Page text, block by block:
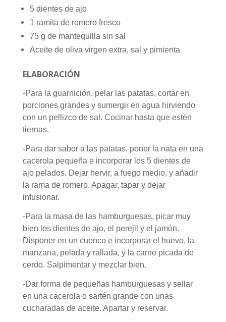
5 dientes de ajo
1 ramita de romero fresco
75 g de mantequilla sin sal
Aceite de oliva virgen extra, sal y pimienta
ELABORACIÓN
-Para la guarnición, pelar las patatas, cortar en
porciones grandes y sumergir en agua hirviendo
con un pellizco de sal. Cocinar hasta que estén
tiernas.
-Para dar sabor a las patatas, poner la nata en una
cacerola pequeña e incorporar los 5 dientes de
ajo pelados. Dejar hervir, a fuego medio, y añadir
la rama de romero. Apagar, tapar y dejar
infusionar.
-Para la masa de las hamburguesas, picar muy
bien los dientes de ajo, el perejil y el jamón.
Disponer en un cuenco e incorporar el huevo, la
manzana, pelada y rallada, y la carne picada de
cerdo. Salpimentar y mezclar bien.
-Dar forma de pequeñas hamburguesas y sellar
en una cacerola o sartén grande con unas
cucharadas de aceite. Apartar y reservar.